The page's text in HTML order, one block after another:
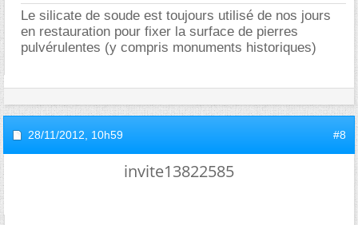
Le silicate de soude est toujours utilisé de nos jours
en restauration pour fixer la surface de pierres
pulvérulentes (y compris monuments historiques)
28/11/2012, 10h59 #8
invite13822585